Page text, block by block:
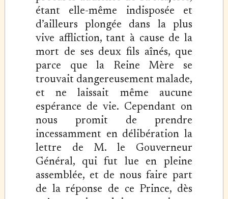
étant elle-même indisposée et
d’ailleurs plongée dans la plus
vive affliction, tant à cause de la
mort de ses deux fils aînés, que
parce que la Reine Mère se
trouvait dangereusement malade,
et ne laissait même aucune
espérance de vie. Cependant on
nous promit de prendre
incessamment en délibération la
lettre de M. le Gouverneur
Général, qui fut lue en pleine
assemblée, et de nous faire part
de la réponse de ce Prince, dès